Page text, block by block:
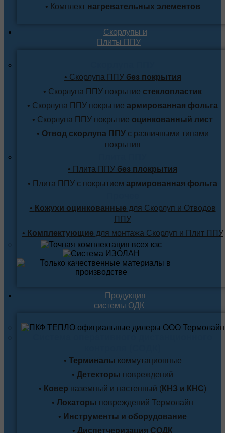
• Комплектнагревательных элементов
Скорлупы и
Плиты ППУ
• Скорлупа ППУбез покрытия
• Скорлупа ППУ покрытие стеклопластик
• Скорлупа ППУ покрытие армированная фольга
• Скорлупа ППУ покрытие оцинкованный лист
• Отвод скорлупа ППУс различными типами
покрытия
• Плита ППУ без плокрытия
• Плита ППУ с покрытием армированная фольга
• Кожухи оцинкованные для Скорлуп и Отводов
ППУ
• Комплектующие для монтажа Скорлуп и Плит ППУ
Продукция
системы ОДК
• Терминалы коммутационные
• Детекторы повреждений
• Ковер наземный и настенный (КНЗ и КНС)
• Локаторы повреждений Термолайн
• Инструменты и оборудование
• Диспетчеризация СОДК